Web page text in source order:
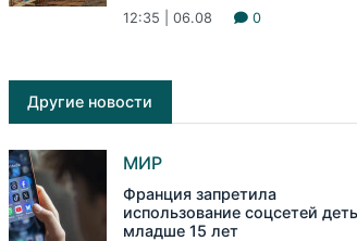
12:35 | 06.08 0
Другие новости
МИР
Франция запретила
использование соцсетей
младше 15 лет